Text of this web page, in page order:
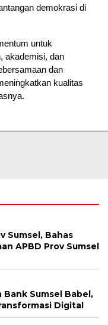
demokrasi di
untuk
akademisi, dan
dan
kualitas
Sumsel, Bahas
APBD Prov Sumsel
Bank Sumsel Babel,
Digital